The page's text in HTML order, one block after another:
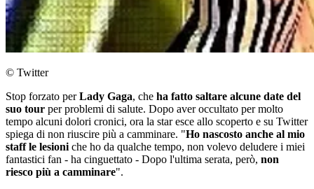
© Twitter
Stop forzato perLady Gaga, che ha fatto saltare alcune date del
suo tour per problemi di salute. Dopo aver occultato per molto
tempo alcuni dolori cronici, ora la star esce allo scoperto e su Twitter
spiega di non riuscire più a camminare. "Ho nascosto anche al mio
staff le lesioni che ho da qualche tempo, non volevo deludere i miei
fantastici fan - ha cinguettato - Dopo l'ultima serata, però, non
riesco più a camminare".